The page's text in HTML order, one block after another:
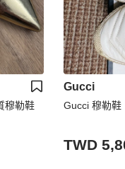
穆勒鞋
Gucci
Gucci 穆勒鞋
TWD